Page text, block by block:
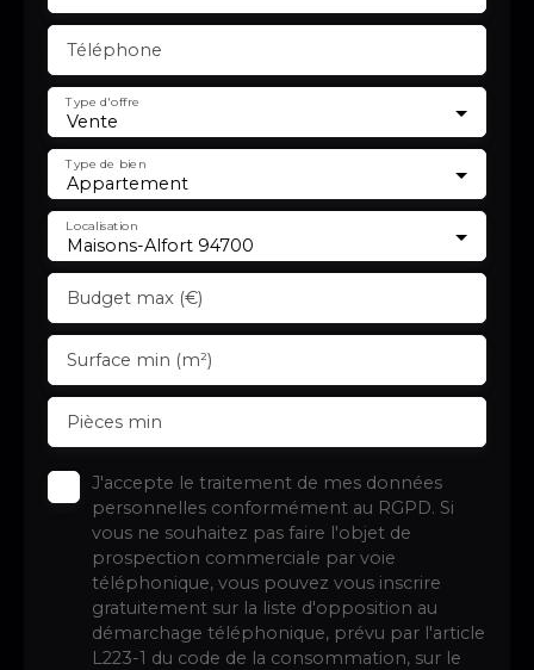
Téléphone
Vente
Type d'offre
Appartement
Type de bien
Maisons-Alfort 94700
Localisation
Budget max (€)
Surface min (m²)
Pièces min
J'accepte le traitement de mes données
personnelles conformément au RGPD. Si
vous ne souhaitez pas faire l'objet de
prospection commerciale par voie
téléphonique, vous pouvez vous inscrire
gratuitement sur la liste d'opposition au
démarchage téléphonique, prévu par l'article
L223-1 du code de la consommation, sur le